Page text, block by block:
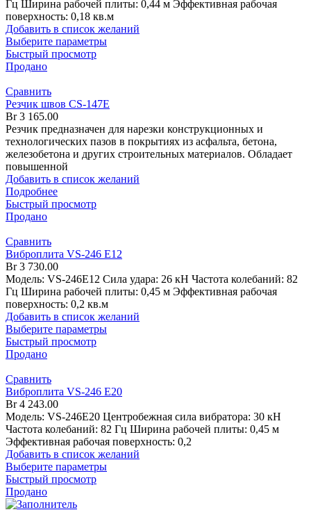
Гц Ширина рабочей плиты: 0,44 м Эффективная рабочая
поверхность: 0,18 кв.м
Добавить в список желаний
Выберите параметры
Быстрый просмотр
Продано
Сравнить
Резчик швов CS-147E
Br3 165.00
Резчик предназначен для нарезки конструкционных и
технологических пазов в покрытиях из асфальта, бетона,
железобетона и других строительных материалов. Обладает
повышенной
Добавить в список желаний
Подробнее
Быстрый просмотр
Продано
Сравнить
Виброплита VS-246 E12
Br3 730.00
Модель: VS-246E12 Сила удара: 26 кН Частота колебаний: 82
Гц Ширина рабочей плиты: 0,45 м Эффективная рабочая
поверхность: 0,2 кв.м
Добавить в список желаний
Выберите параметры
Быстрый просмотр
Продано
Сравнить
Виброплита VS-246 E20
Br4 243.00
Модель: VS-246E20 Центробежная сила вибратора: 30 кН
Частота колебаний: 82 Гц Ширина рабочей плиты: 0,45 м
Эффективная рабочая поверхность: 0,2
Добавить в список желаний
Выберите параметры
Быстрый просмотр
Продано